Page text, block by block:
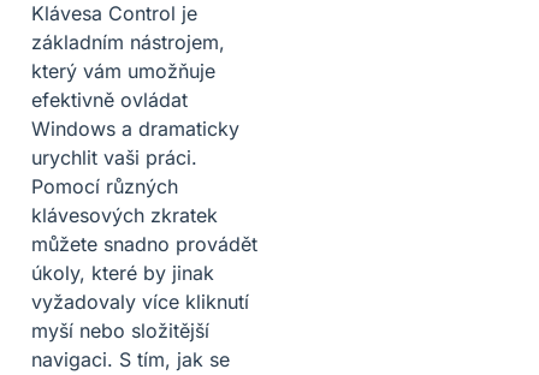
Klávesa Control je
základním nástrojem,
který vám umožňuje
efektivně ovládat
Windows a dramaticky
urychlit vaši práci.
Pomocí různých
klávesových zkratek
můžete snadno provádět
úkoly, které by jinak
vyžadovaly více kliknutí
myší nebo složitější
navigaci. S tím, jak se